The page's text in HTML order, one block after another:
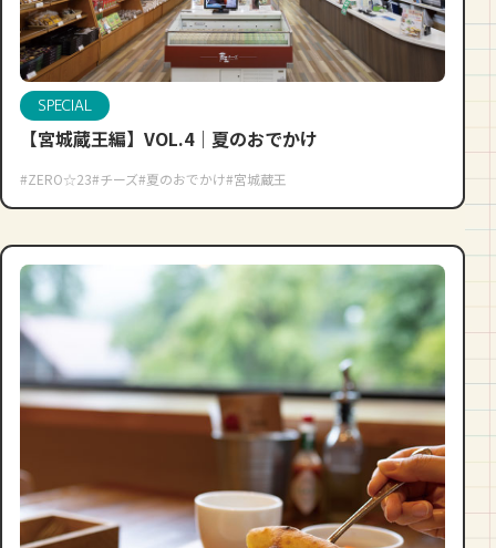
SPECIAL
【宮城蔵王編】VOL.4｜夏のおでかけ
#ZERO☆23#チーズ#夏のおでかけ#宮城蔵王